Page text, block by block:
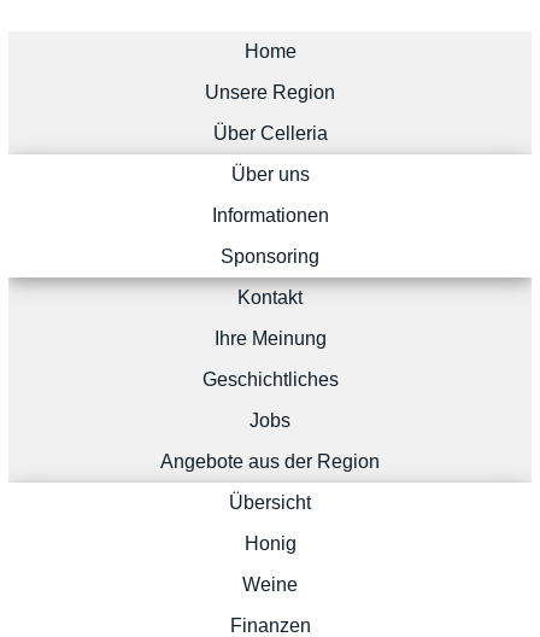
Home
Unsere Region
Über Celleria
Über uns
Informationen
Sponsoring
Kontakt
Ihre Meinung
Geschichtliches
Jobs
Angebote aus der Region
Übersicht
Honig
Weine
Finanzen